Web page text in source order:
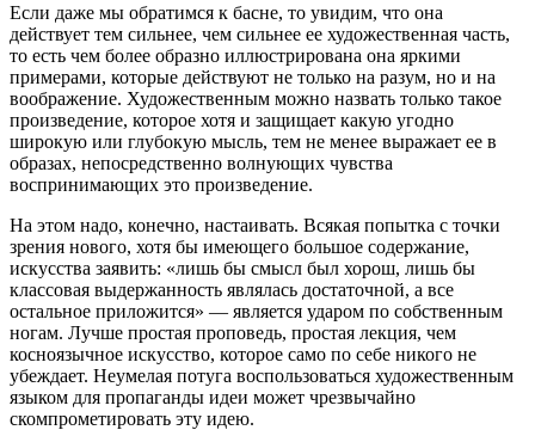
Если даже мы обратимся к басне, то увидим, что она
действует тем сильнее, чем сильнее ее художественная часть,
то есть чем более образно иллюстрирована она яркими
примерами, которые действуют не только на разум, но и на
воображение. Художественным можно назвать только такое
произведение, которое хотя и защищает какую угодно
широкую или глубокую мысль, тем не менее выражает ее в
образах, непосредственно волнующих чувства
воспринимающих это произведение.
На этом надо, конечно, настаивать. Всякая попытка с точки
зрения нового, хотя бы имеющего большое содержание,
искусства заявить: «лишь бы смысл был хорош, лишь бы
классовая выдержанность являлась достаточной, а все
остальное приложится» — является ударом по собственным
ногам. Лучше простая проповедь, простая лекция, чем
косноязычное искусство, которое само по себе никого не
убеждает. Неумелая потуга воспользоваться художественным
языком для пропаганды идеи может чрезвычайно
скомпрометировать эту идею.